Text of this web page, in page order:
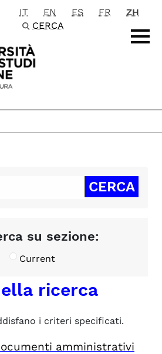
principale
IT EN ES FR
ZH
CERCA
su sezione:
Current
ricerca
i criteri specificati.
amministrativi